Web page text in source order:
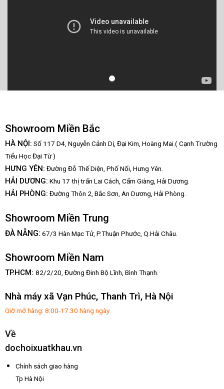
Showroom Miền Bắc
HÀ NỘI: Số 117 D4, Nguyễn Cảnh Dị, Đại Kim, Hoàng Mai.( Cạnh Trường
Tiểu Học Đại Từ )
HƯNG YÊN: Đường Đỗ Thế Diện, Phố Nối, Hưng Yên.
HẢI DƯƠNG: Khu 17 thị trấn Lai Cách, Cẩm Giàng, Hải Dương.
HẢI PHÒNG: Đường Thôn 2, Bắc Sơn, An Dương, Hải Phòng.
Showroom Miền Trung
ĐÀ NẴNG: 67/3 Hàn Mạc Tử, P.Thuận Phước, Q.Hải Châu.
Showroom Miền Nam
TP.HCM: 82/2/20, Đường Đinh Bộ Lĩnh, Bình Thạnh.
Nhà máy xã Vạn Phúc, Thanh Trì, Hà Nội
Giờ mở hàng: 8:00-17:30 hàng ngày
Về
dochoixuatkhau.vn
Chính sách giao hàng
Tp Hà Nội